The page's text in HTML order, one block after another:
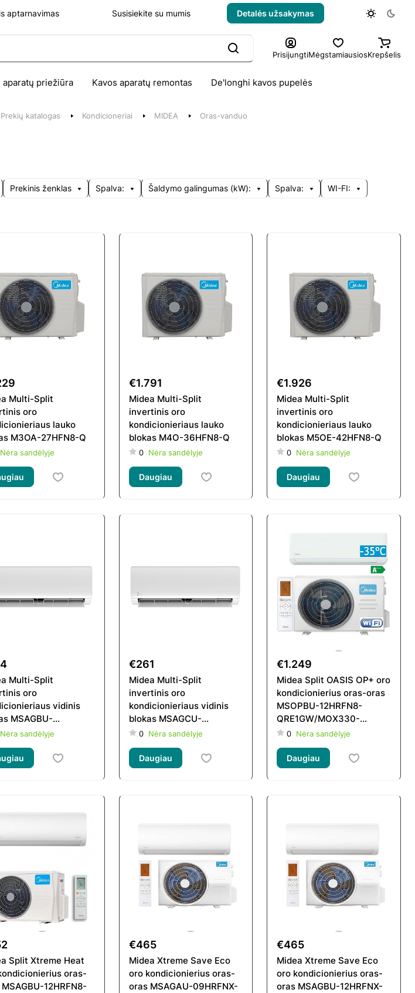
aptarnavimas Susisiekite su mumis Detalės užsakymas
PrisijungtiMėgstamiausiosKrepšelis
aparatų priežiūra Kavos aparatų remontas De'longhi kavos pupelės
Prekių katalogas Kondicioneriai MIDEA Oras-vanduo
Prekinis ženklas Spalva: Šaldymo galingumas (kW): Spalva:
WI-FI:
Multi-Split
oro
lauko
M3OA-27HFN8-Q
Nėra sandėlyje
€1.791
Midea Multi-Split
invertinis oro
kondicionieriaus lauko
blokas M4O-36HFN8-Q
0 Nėra sandėlyje
Daugiau
€1.926
Midea Multi-Split
invertinis oro
kondicionieriaus lauko
blokas M5OE-42HFN8-Q
0 Nėra sandėlyje
Daugiau
Multi-Split
oro
vidinis
MSAGBU-
QRD1GW(GA)
Nėra sandėlyje
€261
Midea Multi-Split
invertinis oro
kondicionieriaus vidinis
blokas MSAGCU-
18HRFNX-QRD0GW
0 Nėra sandėlyje
Daugiau
€1.249
Midea Split OASIS OP+ oro
kondicionierius oras-oras
MSOPBU-12HRFN8-
QRE1GW/MOX330-
12HFN8-QRE1GW
0 Nėra sandėlyje
Daugiau
Split Xtreme Heat
oras-
12HRFN8-
€465
Midea Xtreme Save Eco
oro kondicionierius oras-
oras MSAGAU-09HRFNX-
€465
Midea Xtreme Save Eco
oro kondicionierius oras-
oras MSAGBU-12HRFNX-